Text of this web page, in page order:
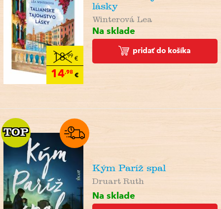
18,99 €
14,98€
lásky
Winterová Lea
Na sklade
pridať do košíka
TOP
TOP
Kým Paríž spal
Druart Ruth
Na sklade